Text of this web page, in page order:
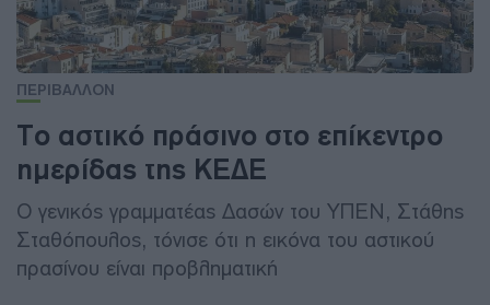
ΠΕΡΙΒΑΛΛΟΝ
Το αστικό πράσινο στο επίκεντρο
ημερίδας της ΚΕΔΕ
Ο γενικός γραμματέας Δασών του ΥΠΕΝ, Στάθης
Σταθόπουλος, τόνισε ότι η εικόνα του αστικού
πρασίνου είναι προβληματική